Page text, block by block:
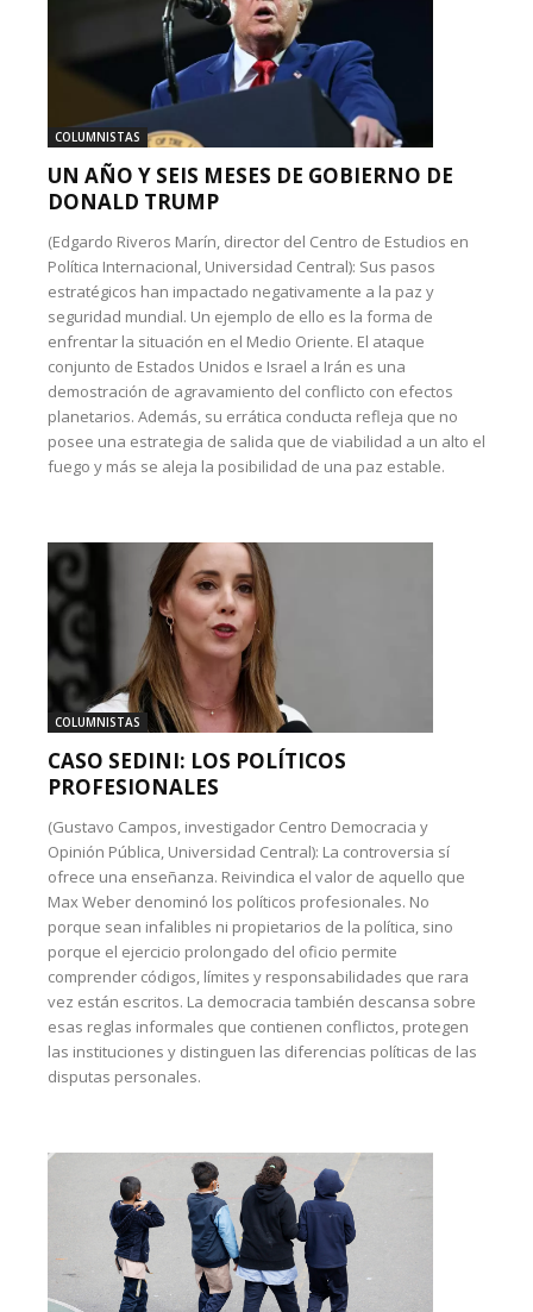
COLUMNISTAS
UN AÑO Y SEIS MESES DE GOBIERNO DE
DONALD TRUMP
(Edgardo Riveros Marín, director del Centro de Estudios en
Política Internacional, Universidad Central): Sus pasos
estratégicos han impactado negativamente a la paz y
seguridad mundial. Un ejemplo de ello es la forma de
enfrentar la situación en el Medio Oriente. El ataque
conjunto de Estados Unidos e Israel a Irán es una
demostración de agravamiento del conflicto con efectos
planetarios. Además, su errática conducta refleja que no
posee una estrategia de salida que de viabilidad a un alto el
fuego y más se aleja la posibilidad de una paz estable.
COLUMNISTAS
CASO SEDINI: LOS POLÍTICOS
PROFESIONALES
(Gustavo Campos, investigador Centro Democracia y
Opinión Pública, Universidad Central): La controversia sí
ofrece una enseñanza. Reivindica el valor de aquello que
Max Weber denominó los políticos profesionales. No
porque sean infalibles ni propietarios de la política, sino
porque el ejercicio prolongado del oficio permite
comprender códigos, límites y responsabilidades que rara
vez están escritos. La democracia también descansa sobre
esas reglas informales que contienen conflictos, protegen
las instituciones y distinguen las diferencias políticas de las
disputas personales.